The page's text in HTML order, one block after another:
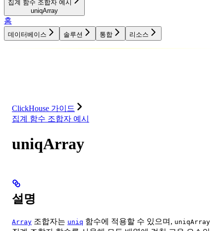
집계 함수 조합자 예시
uniqArray
홈
데이터베이스 솔루션 통합 리소스
ClickHouse 가이드
집계 함수 조합자 예시
uniqArray
설명
Array 조합자는 uniq 함수에 적용할 수 있으며, uniqArray